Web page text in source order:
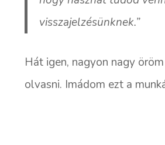
visszajelzésünknek.”
Hát igen, nagyon nagy
olvasni. Imádom ezt a